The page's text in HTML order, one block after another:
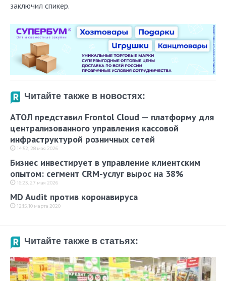
заключил спикер.
Читайте также в новостях:
АТОЛ представил Frontol Cloud — платформу для
централизованного управления кассовой
инфраструктурой розничных сетей
14:52, 28 мая 2026
Бизнес инвестирует в управление клиентским
опытом: сегмент CRM-услуг вырос на 38%
16:23, 27 мая 2026
MD Audit против коронавируса
12:15, 10 марта 2020
Читайте также в статьях: